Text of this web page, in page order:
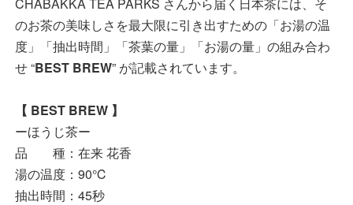
のお茶の美味しさを最大限に引き出すための「お湯の温
度」「抽出時間」「茶葉の量」「お湯の量」の組み合わ
せ “BEST BREW” が記載されています。
【 BEST BREW 】
ーほうじ茶ー
品 種：在来 花香
湯の温度：90℃
抽出時間：45秒